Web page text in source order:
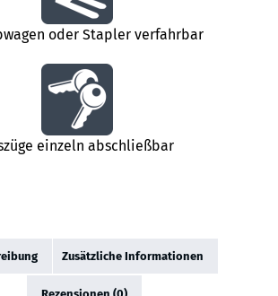
oder Stapler verfahrbar
einzeln abschließbar
Zusätzliche Informationen